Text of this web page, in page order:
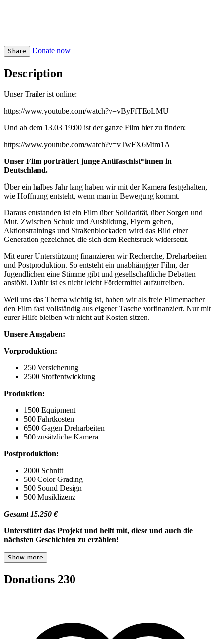
Share Donate now
Description
Unser Trailer ist online:
https://www.youtube.com/watch?v=vByFfTEoLMU
Und ab dem 13.03 19:00 ist der ganze Film hier zu finden:
https://www.youtube.com/watch?v=vTwFX6Mtm1A
Unser Film porträtiert junge Antifaschist*innen in
Deutschland.
Über ein halbes Jahr lang haben wir mit der Kamera festgehalten,
wie Hoffnung entsteht, wenn man in Bewegung kommt.
Daraus entstanden ist ein Film über Solidarität, über Sorgen und
Mut. Zwischen Schule und Ausbildung, Flyern gehen,
Aktionstrainings und Straßenblockaden wird das Bild einer
Generation gezeichnet, die sich dem Rechtsruck widersetzt.
Mit eurer Unterstützung finanzieren wir Recherche, Dreharbeiten
und Postproduktion. So entsteht ein unabhängiger Film, der
Jugendlichen eine Stimme gibt und gesellschaftliche Debatten
anstößt. Dafür ist es nicht leicht Fördermittel aufzutreiben.
Weil uns das Thema wichtig ist, haben wir als freie Filmemacher
den Film fast vollständig aus eigener Tasche vorfinanziert. Nur mit
eurer Hilfe bleiben wir nicht auf Kosten sitzen.
Unsere Ausgaben:
Vorproduktion:
250 Versicherung
2500 Stoffentwicklung
Produktion:
1500 Equipment
500 Fahrtkosten
6500 Gagen Dreharbeiten
500 zusätzliche Kamera
Postproduktion:
2000 Schnitt
500 Color Grading
500 Sound Design
500 Musiklizenz
Gesamt 15.250 €
Unterstützt das Projekt und helft mit, diese und auch die
nächsten Geschichten zu erzählen!
Show more
Donations 230